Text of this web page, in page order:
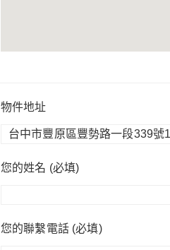
物件地址
您的姓名 (必填)
您的聯繫電話 (必填)